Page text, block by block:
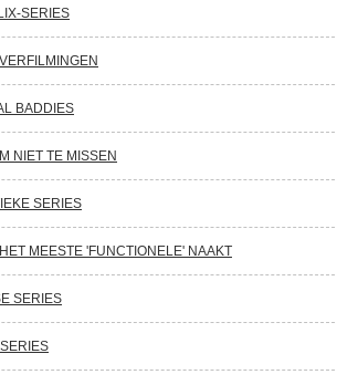
SERIES
BADDIES
NIET TE MISSEN
SERIES
MEESTE 'FUNCTIONELE' NAAKT
SERIES